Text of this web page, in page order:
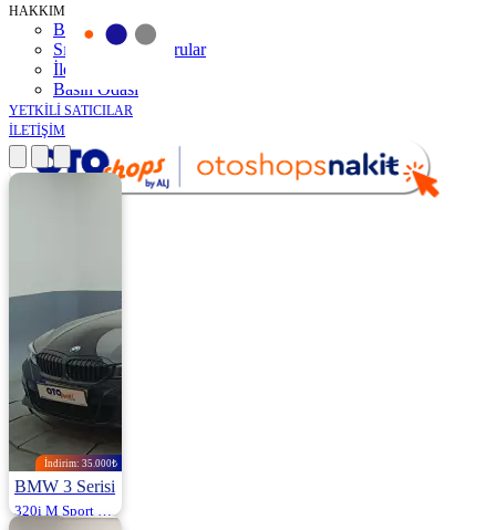
HAKKIMIZDA
Biz Kimiz
Sıkça Sorulan Sorular
İletişim
Basın Odası
YETKİLİ SATICILAR
İLETİŞİM
İndirim: 35.000₺
BMW 3 Serisi